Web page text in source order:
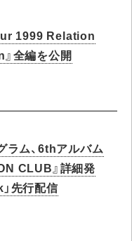
1999 Relation
全編を公開
ラム、6thアルバム
CLUB』詳細発
先行配信